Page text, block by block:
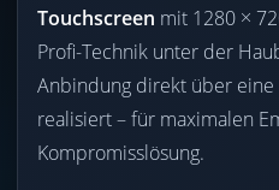
Touchscreen mit 1280 ×
Profi-Technik unter der
Anbindung direkt über eine
realisiert – für maximalen
Kompromisslösung.